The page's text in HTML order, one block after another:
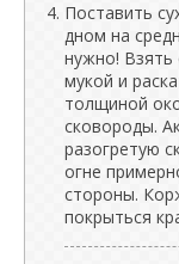
Поставить
дном на
нужно! Взять
мукой и
толщиной
сковороды.
разогретую
огне
стороны.
покрыться